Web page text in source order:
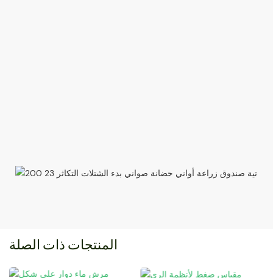
المنتجات ذات الصلة